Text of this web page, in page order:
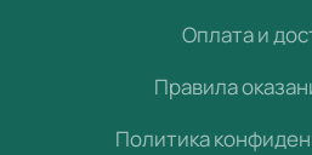
Оплата и
Правила
Политика